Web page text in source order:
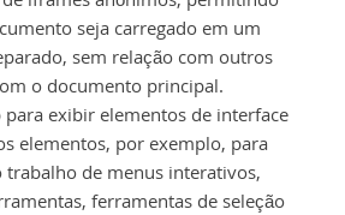
seja carregado em um
sem relação com outros
o documento principal.
para exibir elementos de interface
elementos, por exemplo, para
trabalho de menus interativos,
ferramentas de seleção